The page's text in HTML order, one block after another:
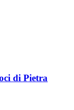
di Pietra